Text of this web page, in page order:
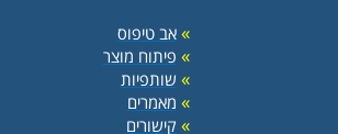
» אב טיפוס
» פיתוח מוצר
» שותפיות
» מאמרים
» קישורים